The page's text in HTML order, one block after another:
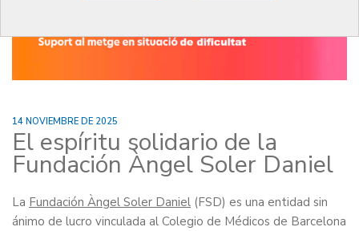
14 NOVIEMBRE DE 2025
El espíritu solidario de la
Fundación Àngel Soler Daniel
La Fundación Àngel Soler Daniel (FSD) es una entidad sin
ánimo de lucro vinculada al Colegio de Médicos de Barcelona